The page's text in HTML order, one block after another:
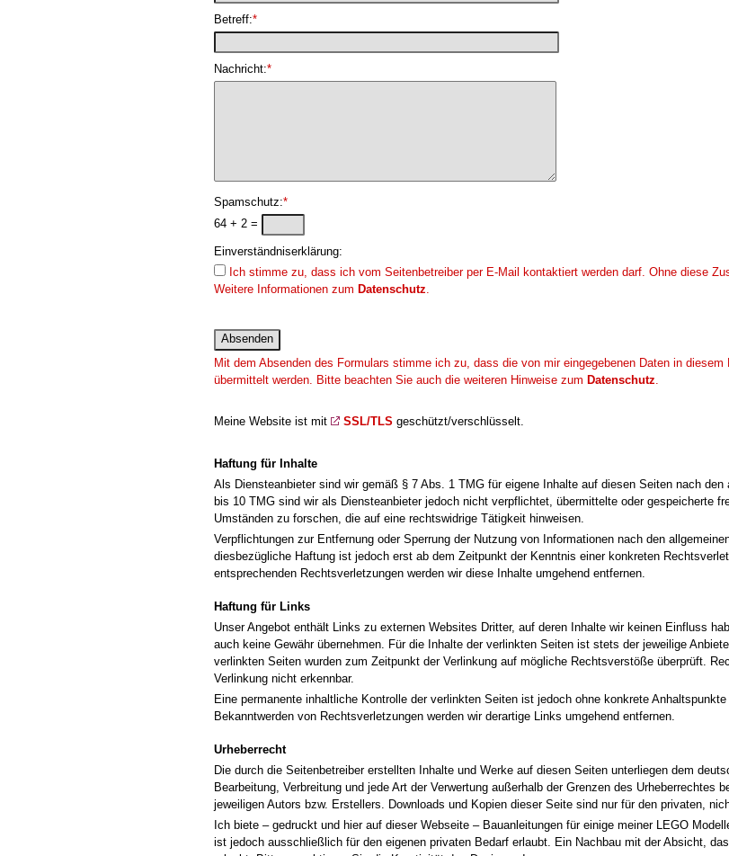
Betreff:*
Nachricht:*
Spamschutz:*
64 + 2 =
Einverständniserklärung:
Ich stimme zu, dass ich vom Seitenbetreiber per E-Mail kontaktiert werden darf. Ohne diese
Weitere Informationen zum Datenschutz.
Mit dem Absenden des Formulars stimme ich zu, dass die von mir eingegebenen Daten in
übermittelt werden. Bitte beachten Sie auch die weiteren Hinweise zum Datenschutz.
Meine Website ist mit SSL/TLS geschützt/verschlüsselt.
Haftung für Inhalte
Als Diensteanbieter sind wir gemäß § 7 Abs. 1 TMG für eigene Inhalte auf diesen Seiten nach
bis 10 TMG sind wir als Diensteanbieter jedoch nicht verpflichtet, übermittelte oder gespeicherte
Umständen zu forschen, die auf eine rechtswidrige Tätigkeit hinweisen.
Verpflichtungen zur Entfernung oder Sperrung der Nutzung von Informationen nach den
diesbezügliche Haftung ist jedoch erst ab dem Zeitpunkt der Kenntnis einer konkreten
entsprechenden Rechtsverletzungen werden wir diese Inhalte umgehend entfernen.
Haftung für Links
Unser Angebot enthält Links zu externen Websites Dritter, auf deren Inhalte wir keinen Einfluss
auch keine Gewähr übernehmen. Für die Inhalte der verlinkten Seiten ist stets der jeweilige
verlinkten Seiten wurden zum Zeitpunkt der Verlinkung auf mögliche Rechtsverstöße überprüft.
Verlinkung nicht erkennbar.
Eine permanente inhaltliche Kontrolle der verlinkten Seiten ist jedoch ohne konkrete
Bekanntwerden von Rechtsverletzungen werden wir derartige Links umgehend entfernen.
Urheberrecht
Die durch die Seitenbetreiber erstellten Inhalte und Werke auf diesen Seiten unterliegen dem
Bearbeitung, Verbreitung und jede Art der Verwertung außerhalb der Grenzen des Urheberrechtes
jeweiligen Autors bzw. Erstellers. Downloads und Kopien dieser Seite sind nur für den privaten,
Ich biete – gedruckt und hier auf dieser Webseite – Bauanleitungen für einige meiner LEGO
ist jedoch ausschließlich für den eigenen privaten Bedarf erlaubt. Ein Nachbau mit der Absicht,